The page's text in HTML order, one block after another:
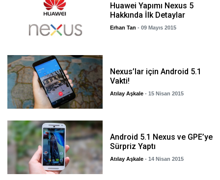
Huawei Yapımı Nexus 5
Hakkında İlk Detaylar
Erhan Tan - 09 Mayıs 2015
Nexus’lar için Android 5.1
Vakti!
Atılay Aşkale - 15 Nisan 2015
Android 5.1 Nexus ve GPE’ye
Sürpriz Yaptı
Atılay Aşkale - 14 Nisan 2015